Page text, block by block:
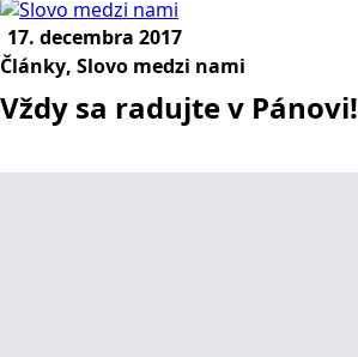
17. decembra 2017
Články Slovo medzi nami
Vždy sa radujte v Pánovi!